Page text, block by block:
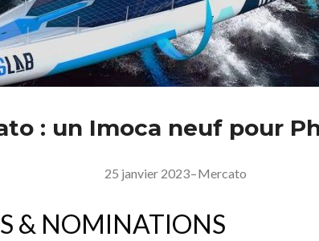
: un Imoca neuf pour
25 janvier 2023–Mercato
& NOMINATIONS